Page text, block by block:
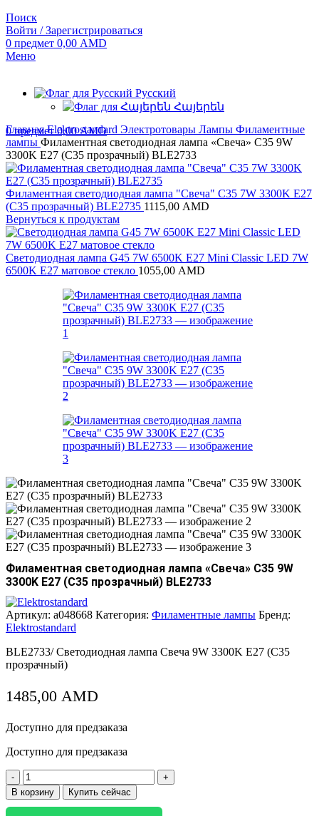
Поиск
Войти / Зарегистрироваться
0 предмет 0,00 AMD
Меню
Русский
Հայերեն
0предмет 0,00AMD
ГлавнаяElektrostandard Электротовары Лампы Филаментные
лампы Филаментная светодиодная лампа «Свеча» C35 9W
3300K E27 (C35 прозрачный) BLE2733
Филаментная светодиодная лампа "Свеча" C35 7W 3300K E27
(C35 прозрачный) BLE2735 1115,00 AMD
Вернуться к продуктам
Светодиодная лампа G45 7W 6500K E27 Mini Classic LED 7W
6500K E27 матовое стекло 1055,00 AMD
Филаментная светодиодная лампа «Свеча» C35 9W
3300K E27 (C35 прозрачный) BLE2733
Артикул: a048668 Категория: Филаментные лампы Бренд:
Elektrostandard
BLE2733/ Светодиодная лампа Свеча 9W 3300K E27 (C35
прозрачный)
1485,00 AMD
Доступно для предзаказа
Доступно для предзаказа
Количество
товара
Филаментная
В корзину Купить сейчас